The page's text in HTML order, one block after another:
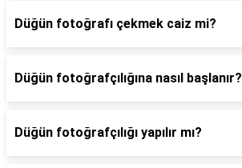
Düğün fotoğrafı çekmek caiz mi?
Düğün fotoğrafçılığına nasıl başlanır?
Düğün fotoğrafçılığı yapılır mı?